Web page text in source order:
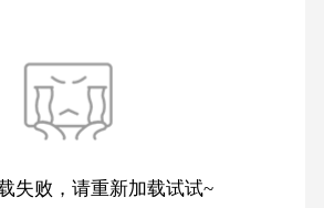
失败，请重新加载试试~